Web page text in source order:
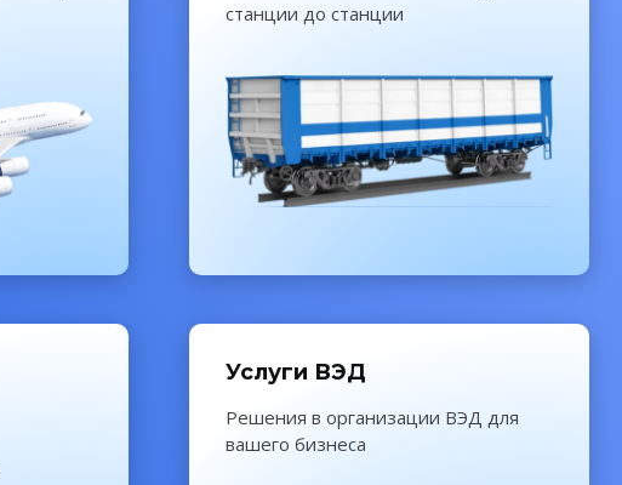
станции до станции
Услуги ВЭД
Решения в организации ВЭД для
вашего бизнеса